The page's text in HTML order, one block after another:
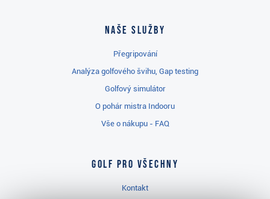
Naše služby
Přegripování
Analýza golfového švihu, Gap testing
Golfový simulátor
O pohár mistra Indooru
Vše o nákupu - FAQ
Golf pro všechny
Kontakt